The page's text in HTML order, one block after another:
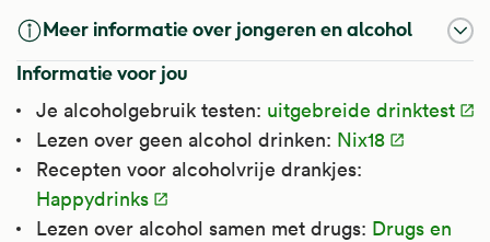
Meer informatie over jongeren en alcohol
Informatie voor jou
Je alcoholgebruik testen: uitgebreide drinktest
Lezen over geen alcohol drinken: Nix18
Recepten voor alcoholvrije drankjes:
Happydrinks
Lezen over alcohol samen met drugs: Drugs en